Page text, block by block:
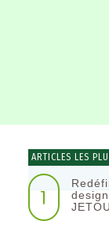
ARTICLES LES
1